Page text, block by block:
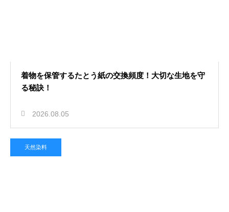
着物を保管するたとう紙の交換頻度！大切な生地を守
る秘訣！
2026.08.05
天然染料